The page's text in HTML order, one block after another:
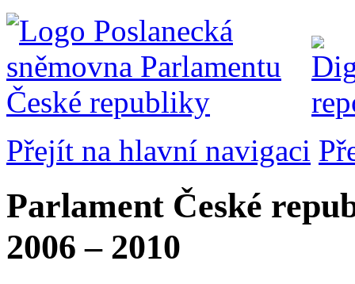
Přejít na hlavní navigaci
Parlament České
2006 – 2010